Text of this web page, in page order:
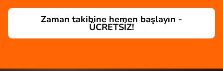
Zaman takibine hemen başlayın -
ÜCRETSİZ!